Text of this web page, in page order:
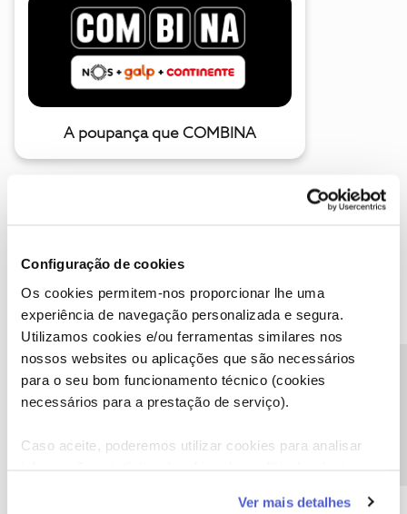
Configuração de cookies
Os cookies permitem-nos proporcionar lhe uma
experiência de navegação personalizada e segura.
Utilizamos cookies e/ou ferramentas similares nos
nossos websites ou aplicações que são necessários
para o seu bom funcionamento técnico (cookies
necessários para a prestação de serviço).
Caso aceite, poderemos utilizar cookies para analisar
funcionalidades (cookies de personalização e
Ver mais detalhes
A poupança que COMBINA
Descubra as novidades de julho